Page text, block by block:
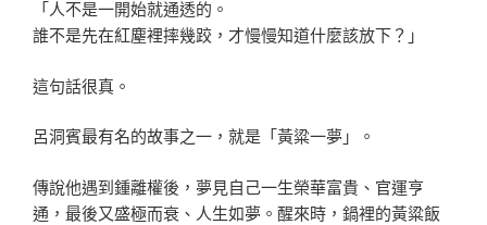
「人不是一開始就通透的。
誰不是先在紅塵裡摔幾跤，才慢慢知道什麼該放下？」
這句話很真。
呂洞賓最有名的故事之一，就是「黃粱一夢」。
傳說他遇到鍾離權後，夢見自己一生榮華富貴、官運亨
通，最後又盛極而衰、人生如夢。醒來時，鍋裡的黃粱飯